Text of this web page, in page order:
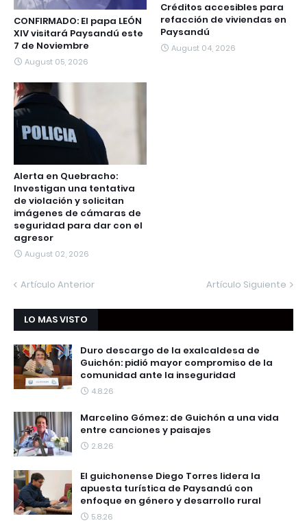
CONFIRMADO: El papa LEÓN
XIV visitará Paysandú este
7 de Noviembre
August 05, 2026
Créditos accesibles para
refacción de viviendas en
Paysandú
August 04, 2026
Alerta en Quebracho:
Investigan una tentativa
de violación y solicitan
imágenes de cámaras de
seguridad para dar con el
agresor
August 02, 2026
Artículo Anterior Artículo Siguiente
LO MAS VISTO
Duro descargo de la exalcaldesa de
Guichón: pidió mayor compromiso de la
comunidad ante la inseguridad
4.8.26
Marcelino Gómez: de Guichón a una vida
entre canciones y paisajes
2.8.26
El guichonense Diego Torres lidera la
apuesta turística de Paysandú con
enfoque en género y desarrollo rural
5.8.26